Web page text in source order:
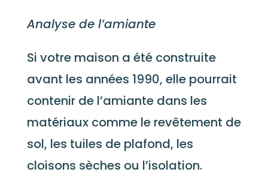
Analyse de l’amiante
Si votre maison a été construite
avant les années 1990, elle pourrait
contenir de l’amiante dans les
matériaux comme le revêtement de
sol, les tuiles de plafond, les
cloisons sèches ou l’isolation.